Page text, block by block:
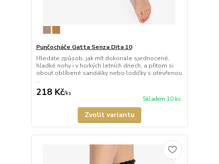
Punčocháče Gatta Senza Dita 10
Hledáte způsob, jak mít dokonale sjednocené,
hladké nohy i v horkých letních dnech, a přitom si
obout oblíbené sandálky nebo lodičky s otevřenou
...
218 Kč/ks
Skladem 10 ks
Zvolit variantu